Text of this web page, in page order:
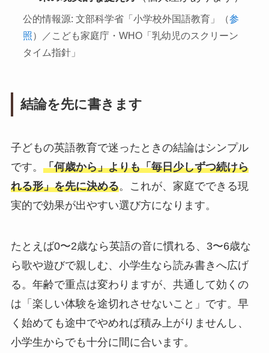
公的情報源: 文部科学省「小学校外国語教育」（参
照）／こども家庭庁・WHO「乳幼児のスクリーン
タイム指針」
結論を先に書きます
子どもの英語教育で迷ったときの結論はシンプル
です。 「何歳から」よりも「毎日少しずつ続けら
れる形」を先に決める。これが、家庭でできる現
実的で効果が出やすい選び方になります。
たとえば0〜2歳なら英語の音に慣れる、3〜6歳な
ら歌や遊びで親しむ、小学生なら読み書きへ広げ
る。年齢で重点は変わりますが、共通して効くの
は「楽しい体験を途切れさせないこと」です。早
く始めても途中でやめれば積み上がりませんし、
小学生からでも十分に間に合います。